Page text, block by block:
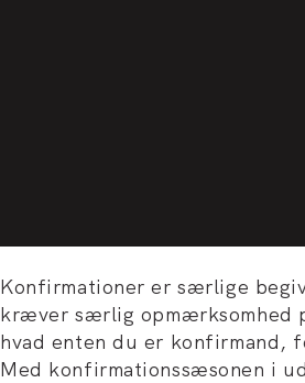
Konfirmationer er særlige
kræver særlig opmærksomhed
hvad enten du er
Med konfirmationssæsonen i